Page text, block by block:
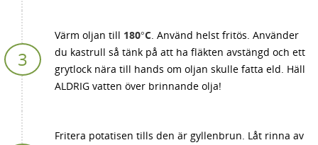
Värm oljan till 180°C. Använd helst fritös. Använder
du kastrull så tänk på att ha fläkten avstängd och ett
grytlock nära till hands om oljan skulle fatta eld. Häll
ALDRIG vatten över brinnande olja!
Fritera potatisen tills den är gyllenbrun. Låt rinna av